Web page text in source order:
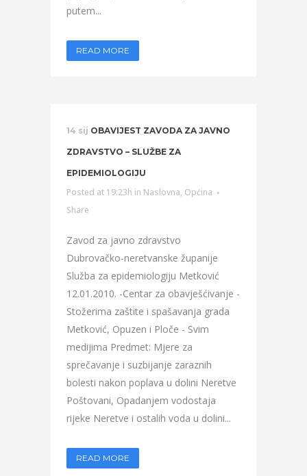
putem...
READ MORE
14 sij OBAVIJEST ZAVODA ZA JAVNO
ZDRAVSTVO – SLUŽBE ZA
EPIDEMIOLOGIJU
Posted at 19:23h in Naslovna, Općina
Share
Zavod za javno zdravstvo
Dubrovačko-neretvanske županije
Služba za epidemiologiju Metković
12.01.2010. -Centar za obavješćivanje -
Stožerima zaštite i spašavanja grada
Metković, Opuzen i Ploče - Svim
medijima Predmet: Mjere za
sprečavanje i suzbijanje zaraznih
bolesti nakon poplava u dolini Neretve
Poštovani, Opadanjem vodostaja
rijeke Neretve i ostalih voda u dolini...
READ MORE